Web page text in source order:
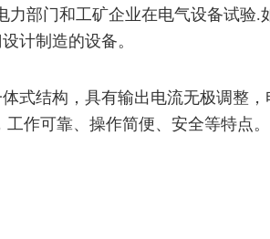
力部门和工矿企业在电气设备试验.
计制造的设备。
式结构，具有输出电流无极调整，
作可靠、操作简便、安全等特点